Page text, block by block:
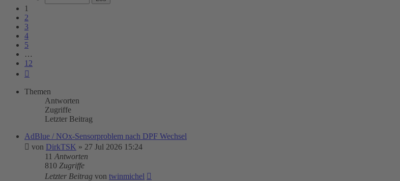
1
2
3
4
5
…
12
Themen
Antworten
Zugriffe
Letzter Beitrag
AdBlue / NOx-Sensorproblem nach DPF Wechsel
von DirkTSK » 27 Jul 2026 15:24
11 Antworten
810 Zugriffe
Letzter Beitrag von twinmichel